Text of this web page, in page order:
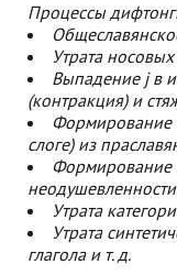
Процессы
Утрата
Выпадение jв
(контракция) и
Формирование
слоге) из
Формирование
Утрата
Утрата
глагола и т. д.